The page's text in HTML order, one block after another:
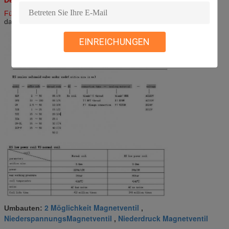
EINREICHUNGEN
Für das Ventil unter Verwendung ES-Spule, müssen Sie merken,
dass die mittlere Temperatur nicht mehr
Umbauten: 2 Möglichkeit Magnetventil ,
NiederspannungsMagnetventil , Niederdruck Magnetventil